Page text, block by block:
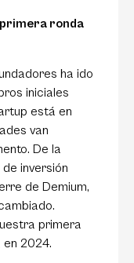
primera ronda
ha ido
iniciales
está en
van
De la
inversión
de Demium,
primera
2024.